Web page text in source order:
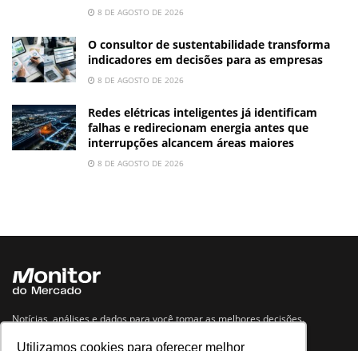
Utilizamos cookies para oferecer melhor
8 DE AGOSTO DE 2026
O consultor de sustentabilidade transforma
indicadores em decisões para as empresas
8 DE AGOSTO DE 2026
Redes elétricas inteligentes já identificam
falhas e redirecionam energia antes que
interrupções alcancem áreas maiores
8 DE AGOSTO DE 2026
Notícias, análises e dados para você tomar as melhores decisões.